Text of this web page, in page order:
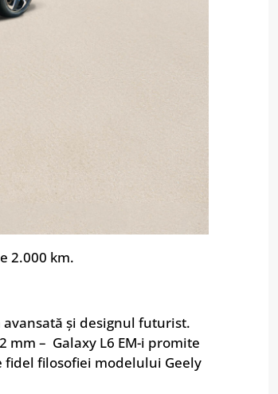
2.000 km.
și designul futurist.
– Galaxy L6 EM-i promite
fidel filosofiei modelului Geely